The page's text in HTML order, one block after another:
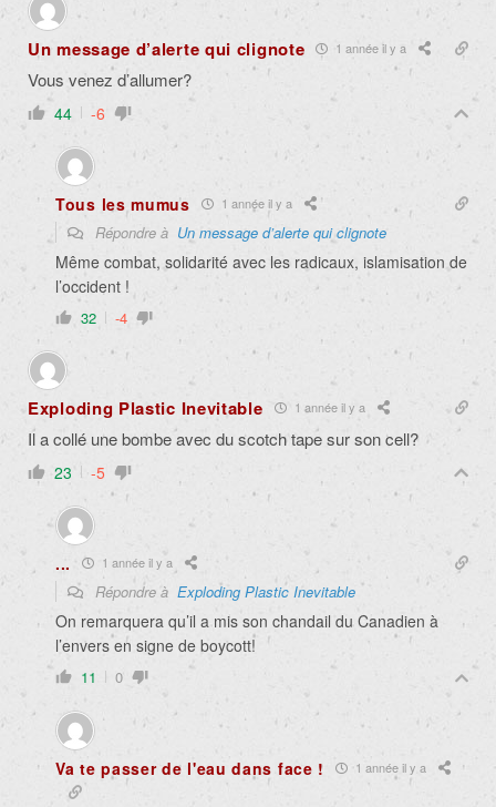
Un message d’alerte qui clignote 1 année il y a
Vous venez d’allumer?
44 -6
Tous les mumus 1 année il y a
Répondre à Un message d’alerte qui clignote
Même combat, solidarité avec les radicaux, islamisation de
l’occident !
32 -4
Exploding Plastic Inevitable 1 année il y a
Il a collé une bombe avec du scotch tape sur son cell?
23 -5
... 1 année il y a
Répondre à Exploding Plastic Inevitable
On remarquera qu’il a mis son chandail du Canadien à
l’envers en signe de boycott!
11 0
Va te passer de l'eau dans face ! 1 année il y a